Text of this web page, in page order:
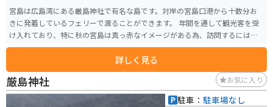
宮島は広島湾にある厳島神社で有名な島です。対岸の宮島口港から十数分お
きに発着しているフェリーで渡ることができます。 年間を通して観光客を受
け入れており、特に秋の宮島は真っ赤なイメージがある為、訪問するには季
節としては最も良い時期かもしれません。
詳しく見る
厳島神社 お気に入り
駐車： 駐車場なし